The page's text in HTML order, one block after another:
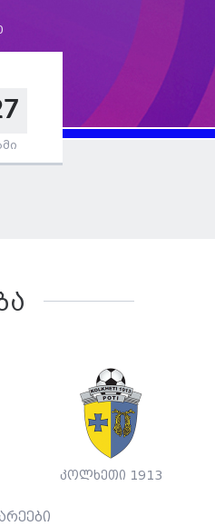
კოლხეთი 1913